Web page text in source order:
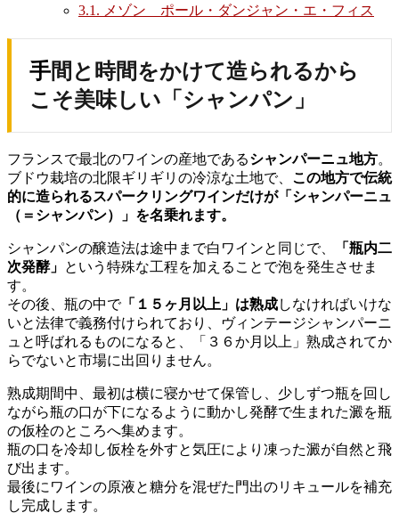
3.1. メゾン ポール・ダンジャン・エ・フィス
手間と時間をかけて造られるから
こそ美味しい「シャンパン」
フランスで最北のワインの産地であるシャンパーニュ地方。
ブドウ栽培の北限ギリギリの冷涼な土地で、 この地方で伝統
的に造られるスパークリングワインだけが「シャンパーニュ
（＝シャンパン）」を名乗れます。
シャンパンの醸造法は途中まで白ワインと同じで、
「瓶内二
次発酵」 という特殊な工程を加えることで泡を発生させま
す。
その後、瓶の中で「１５ヶ月以上」は熟成しなければいけな
いと法律で義務付けられており、ヴィンテージシャンパーニ
ュと呼ばれるものになると、「３６か月以上」熟成されてか
らでないと市場に出回りません。
熟成期間中、最初は横に寝かせて保管し、少しずつ瓶を回し
ながら瓶の口が下になるように動かし発酵で生まれた澱を瓶
の仮栓のところへ集めます。
瓶の口を冷却し仮栓を外すと気圧により凍った澱が自然と飛
び出ます。
最後にワインの原液と糖分を混ぜた門出のリキュールを補充
し完成します。